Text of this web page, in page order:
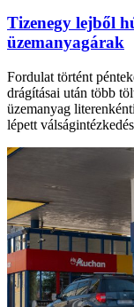
Tizenegy lejből
üzemanyagárak
Fordulat történt
drágításai után több
üzemanyag
lépett